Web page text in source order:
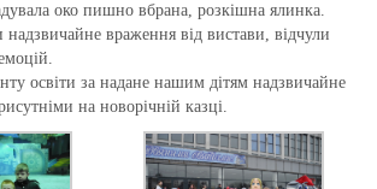
око пишно вбрана, розкішна ялинка.
враження від вистави, відчули
освіти за надане нашим дітям надзвичайне
на новорічній казці.